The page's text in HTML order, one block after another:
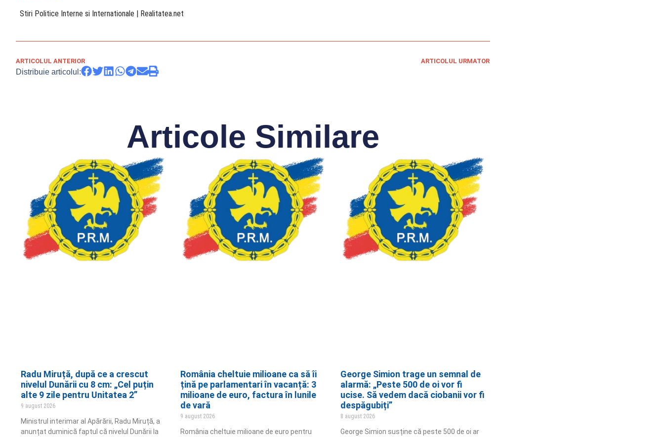
​ Stiri Politice Interne si Internationale | Realitatea.net
ARTICOLUL ANTERIOR ARTICOLUL URMATOR
Distribuie articolul:
Articole Similare
Radu Miruță, după ce a crescut
nivelul Dunării cu 8 cm: „Cel puțin
alte 9 zile pentru Unitatea 2”
9 august 2026
Ministrul interimar al Apărării, Radu Miruță, a
anunțat duminică faptul că nivelul Dunării la
România cheltuie milioane ca să îi
țină pe parlamentari în vacanță: 3
milioane de euro, factura în lunile
de vară
9 august 2026
România cheltuie milioane de euro pentru
George Simion trage un semnal de
alarmă: „Peste 500 de oi vor fi
ucise. Să vedem dacă ciobanii vor fi
despăgubiți”
8 august 2026
George Simion susține că peste 500 de oi ar